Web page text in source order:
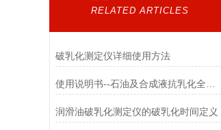
RELATED ARTICLES
破乳化测定仪详细使用方法
润滑油破乳化测定仪的破乳化时间定义